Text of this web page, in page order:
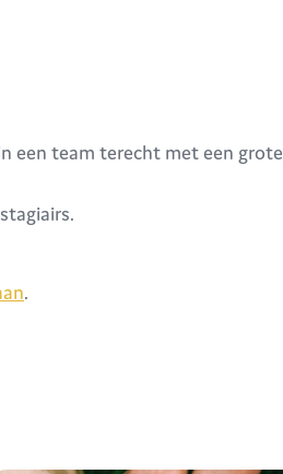
een team terecht met een grote
.